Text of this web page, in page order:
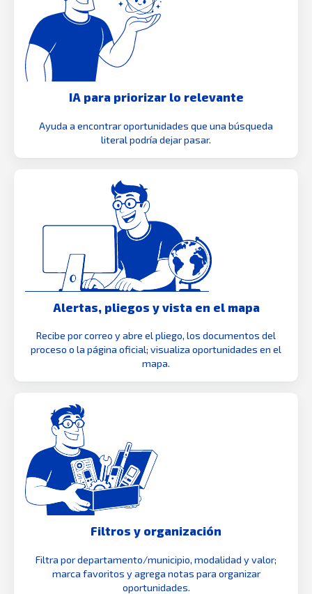
IA para priorizar lo relevante
Ayuda a encontrar oportunidades que una búsqueda
literal podría dejar pasar.
Alertas, pliegos y vista en el mapa
Recibe por correo y abre el pliego, los documentos del
proceso o la página oficial; visualiza oportunidades en el
mapa.
Filtros y organización
Filtra por departamento/municipio, modalidad y valor;
marca favoritos y agrega notas para organizar
oportunidades.